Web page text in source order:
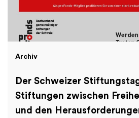
Archiv
Der Schweizer
Stiftungen zwischen
und den